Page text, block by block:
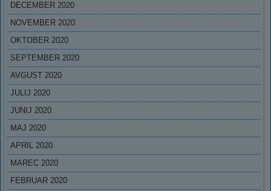
DECEMBER 2020
NOVEMBER 2020
OKTOBER 2020
SEPTEMBER 2020
AVGUST 2020
JULIJ 2020
JUNIJ 2020
MAJ 2020
APRIL 2020
MAREC 2020
FEBRUAR 2020